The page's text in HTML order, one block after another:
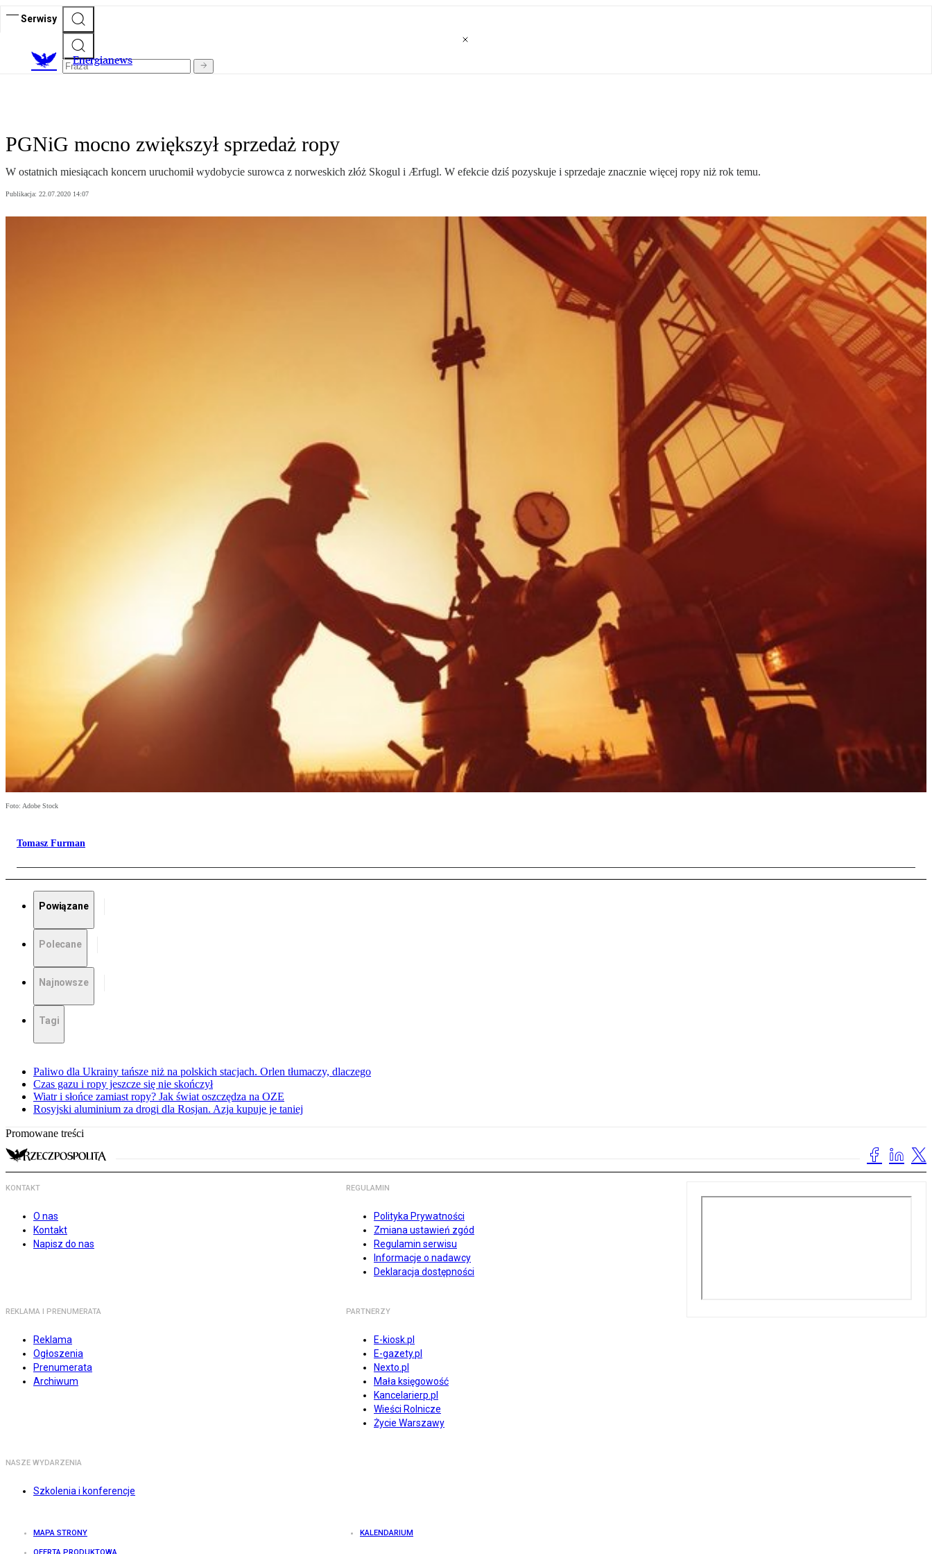
Serwisy
Energianews
PGNiG mocno zwiększył sprzedaż ropy
W ostatnich miesiącach koncern uruchomił wydobycie surowca z norweskich złóż Skogul i Ærfugl. W efekcie dziś pozyskuje i sprzedaje znacznie więcej ropy niż rok temu.
Publikacja: 22.07.2020 14:07
Foto: Adobe Stock
Tomasz Furman
Powiązane
Polecane
Najnowsze
Tagi
Paliwo dla Ukrainy tańsze niż na polskich stacjach. Orlen tłumaczy, dlaczego
Czas gazu i ropy jeszcze się nie skończył
Wiatr i słońce zamiast ropy? Jak świat oszczędza na OZE
Rosyjski aluminium za drogi dla Rosjan. Azja kupuje je taniej
Promowane treści
KONTAKT
O nas
Kontakt
Napisz do nas
REGULAMIN
Polityka Prywatności
Zmiana ustawień zgód
Regulamin serwisu
Informacje o nadawcy
Deklaracja dostępności
REKLAMA I PRENUMERATA
Reklama
Ogłoszenia
Prenumerata
Archiwum
PARTNERZY
E-kiosk.pl
E-gazety.pl
Nexto.pl
Mała księgowość
Kancelarierp.pl
Wieści Rolnicze
Życie Warszawy
NASZE WYDARZENIA
Szkolenia i konferencje
MAPA STRONY KALENDARIUM